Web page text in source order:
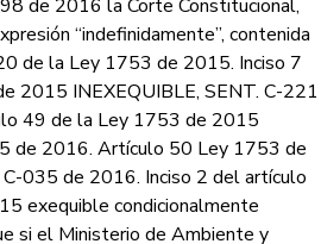
de 2016 la Corte Constitucional,
“indefinidamente”, contenida
de la Ley 1753 de 2015. Inciso 7
2015 INEXEQUIBLE, SENT. C-221
49 de la Ley 1753 de 2015
de 2016. Artículo 50 Ley 1753 de
035 de 2016. Inciso 2 del artículo
exequible condicionalmente
si el Ministerio de Ambiente y